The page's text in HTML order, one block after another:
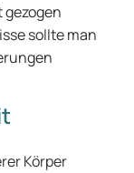
sollte man
Körper